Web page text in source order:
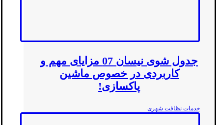
جدول شوی نیسان 07 مزایای مهم و
کاربردی در خصوص ماشین
پاکسازی!
خدمات نظافت شهری